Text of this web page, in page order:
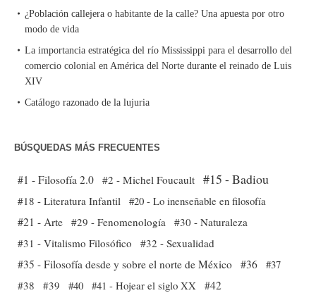
¿Población callejera o habitante de la calle? Una apuesta por otro
modo de vida
La importancia estratégica del río Mississippi para el desarrollo del
comercio colonial en América del Norte durante el reinado de Luis
XIV
Catálogo razonado de la lujuria
BÚSQUEDAS MÁS FRECUENTES
#1 - Filosofía 2.0 #2 - Michel Foucault #15 - Badiou
#18 - Literatura Infantil #20 - Lo inenseñable en filosofía
#21 - Arte #29 - Fenomenología
#30 - Naturaleza
#31 - Vitalismo Filosófico
#32 - Sexualidad
#35 - Filosofía desde y sobre el norte de México #36 #37
#38
#39 #40 #41 - Hojear el siglo XX #42